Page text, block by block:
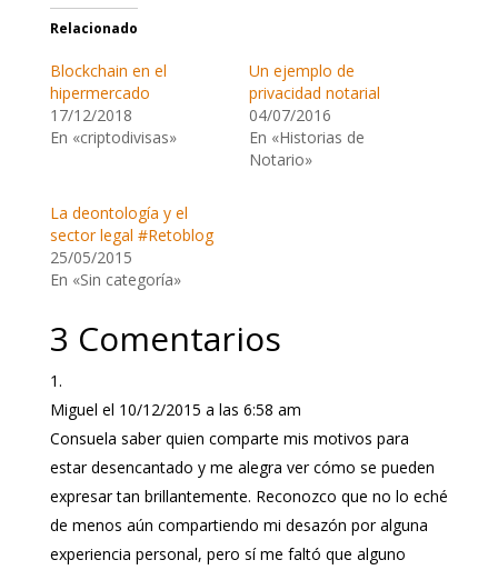
Relacionado
Blockchain en el
hipermercado
17/12/2018
En «criptodivisas»
Un ejemplo de
privacidad notarial
04/07/2016
En «Historias de
Notario»
La deontología y el
sector legal #Retoblog
25/05/2015
En «Sin categoría»
3 Comentarios
Miguel el 10/12/2015 a las 6:58 am
Consuela saber quien comparte mis motivos para
estar desencantado y me alegra ver cómo se pueden
expresar tan brillantemente. Reconozco que no lo eché
de menos aún compartiendo mi desazón por alguna
experiencia personal, pero sí me faltó que alguno